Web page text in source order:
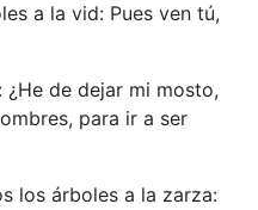
a la vid: Pues ven tú,
de dejar mi mosto,
para ir a ser
los árboles a la zarza: